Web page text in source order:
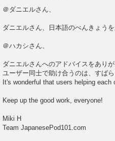
s
＠ダニエルさん、
ダニエルさん、日本語のべんきょう
＠ハカシさん、
ダニエルさんへのアドバイスをあり
ユーザー同士で助け合うのは、すばら
It's wonderful that users helping each
Keep up the good work, everyone!
Miki H
Team JapanesePod101.com